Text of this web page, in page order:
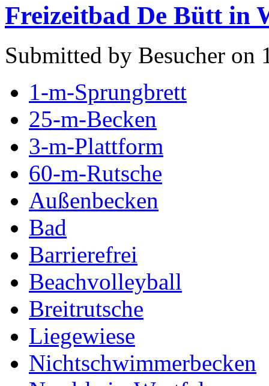
Freizeitbad De Bütt in
Submitted by Besucher on
1-m-Sprungbrett
25-m-Becken
3-m-Plattform
60-m-Rutsche
Außenbecken
Bad
Barrierefrei
Beachvolleyball
Breitrutsche
Liegewiese
Nichtschwimmerbecken